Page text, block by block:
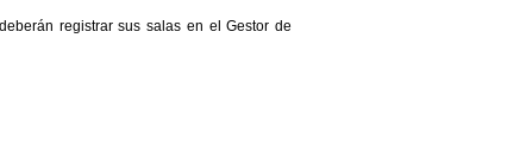
registrar sus salas en el Gestor de